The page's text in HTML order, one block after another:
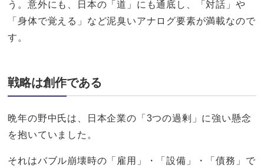
う。意外にも、日本の「道」にも通底し、「対話」や
「身体で覚える」など泥臭いアナログ要素が満載なので
す。
戦略は創作である
晩年の野中氏は、日本企業の「3つの過剰」に強い懸念
を抱いていました。
それはバブル崩壊時の「雇用」・「設備」・「債務」で